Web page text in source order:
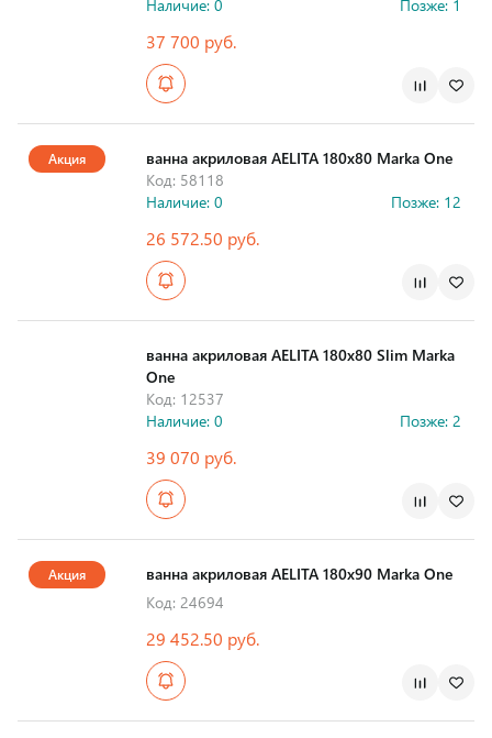
Наличие: 0 Позже: 1
37 700 руб.
ванна акриловая AELITA 180х80 Marka One
Код: 58118
Наличие: 0
Позже: 12
26 572.50 руб.
Акция
ванна акриловая AELITA 180х80 Slim Marka
One
Код: 12537
Наличие: 0
Позже: 2
39 070 руб.
ванна акриловая AELITA 180х90 Marka One
Код: 24694
29 452.50 руб.
Акция